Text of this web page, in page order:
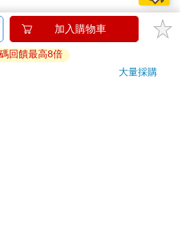
作ATM! 如接獲電話要求您前往
示，以免受騙上當！
加入購物車
回饋最高8倍
大量採購